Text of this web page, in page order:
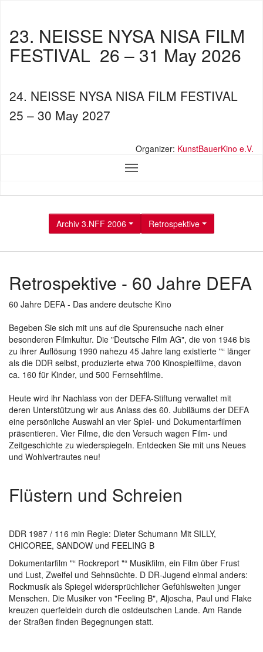
23. NEISSE NYSA NISA FILM
FESTIVAL 26 – 31 May 2026
24. NEISSE NYSA NISA FILM FESTIVAL
25 – 30 May 2027
Organizer: KunstBauerKino e.V.
Archiv 3.NFF 2006 Retrospektive
Retrospektive - 60 Jahre DEFA
60 Jahre DEFA - Das andere deutsche Kino
Begeben Sie sich mit uns auf die Spurensuche nach einer
besonderen Filmkultur. Die "Deutsche Film AG", die von 1946 bis
zu ihrer Auflösung 1990 nahezu 45 Jahre lang existierte "“ länger
als die DDR selbst, produzierte etwa 700 Kinospielfilme, davon
ca. 160 für Kinder, und 500 Fernsehfilme.
Heute wird ihr Nachlass von der DEFA-Stiftung verwaltet mit
deren Unterstützung wir aus Anlass des 60. Jubiläums der DEFA
eine persönliche Auswahl an vier Spiel- und Dokumentarfilmen
präsentieren. Vier Filme, die den Versuch wagen Film- und
Zeitgeschichte zu wiederspiegeln. Entdecken Sie mit uns Neues
und Wohlvertrautes neu!
Flüstern und Schreien
DDR 1987 / 116 min Regie: Dieter Schumann Mit SILLY,
CHICOREE, SANDOW und FEELING B
Dokumentarfilm "“ Rockreport "“ Musikfilm, ein Film über Frust
und Lust, Zweifel und Sehnsüchte. D DR-Jugend einmal anders:
Rockmusik als Spiegel widersprüchlicher Gefühlswelten junger
Menschen. Die Musiker von "Feeling B", Aljoscha, Paul und Flake
kreuzen querfeldein durch die ostdeutschen Lande. Am Rande
der Straßen finden Begegnungen statt.